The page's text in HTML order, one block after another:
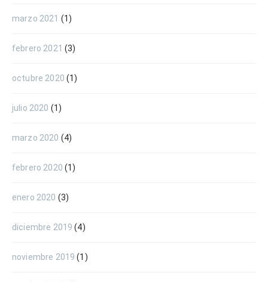
marzo 2021 (1)
febrero 2021 (3)
octubre 2020 (1)
julio 2020 (1)
marzo 2020 (4)
febrero 2020 (1)
enero 2020 (3)
diciembre 2019 (4)
noviembre 2019 (1)